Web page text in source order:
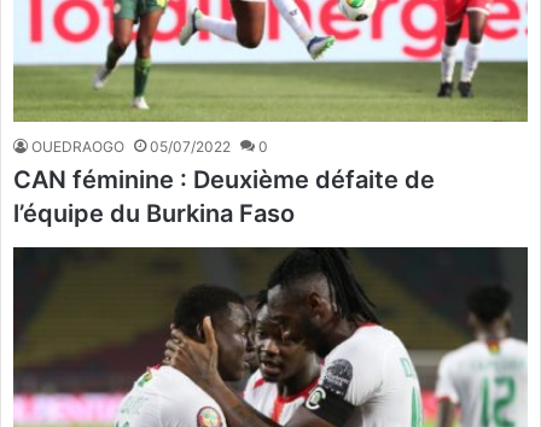
OUEDRAOGO 05/07/2022 0
CAN féminine : Deuxième défaite de
l’équipe du Burkina Faso